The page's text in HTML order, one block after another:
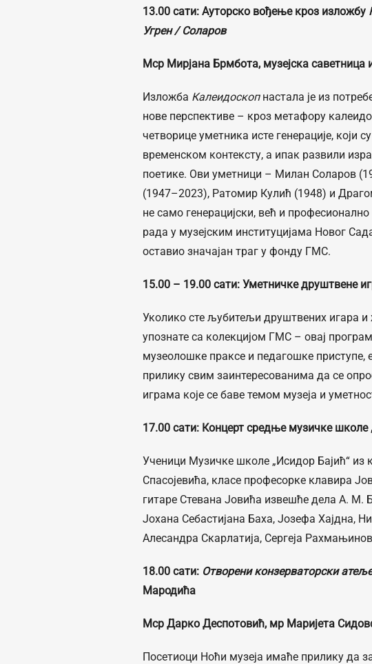
13.00 сати: Ауторско вођење кроз изложбу
Угрен / Соларов
Мср Мирјана Брмбота, музејска саветница
Изложба Калеидоскоп настала је из
нове перспективе – кроз метафору
четворице уметника исте генерације, који
временском контексту, а ипак развили
поетике. Ови уметници – Милан Соларов
(1947–2023), Ратомир Кулић (1948) и
не само генерацијски, већ и
рада у музејским институцијама Новог
оставио значајан траг у фонду ГМС.
15.00 – 19.00 сати: Уметничке друштвене
Уколико сте љубитељи друштвених игара и
упознате са колекцијом ГМС – овај
музеолошке праксе и педагошке приступе,
прилику свим заинтересованима да се
играма које се баве темом музеја и
17.00 сати: Концерт средње музичке школе
Ученици Музичке школе „Исидор Бајић“ из
Спасојевића, класе професорке клавира
гитаре Стевана Јовића извешће дела А. М.
Јохана Себастијана Баха, Јозефа Хајдна,
Алесандра Скарлатија, Сергеја
18.00 сати: Отворени конзерваторски атеље
Мародића
Мср Дарко Деспотовић, мр Маријета
Посетиоци Ноћи музеја имаће прилику да